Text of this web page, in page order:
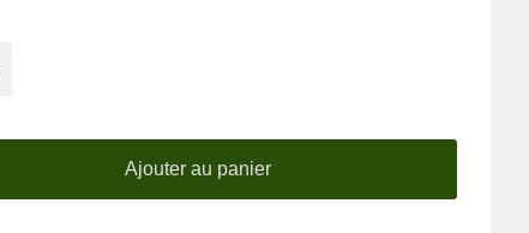
Ajouter au panier